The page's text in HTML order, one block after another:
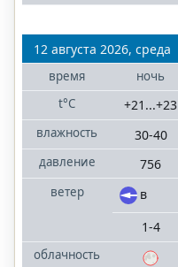
12 августа 2026, среда
время
t°C
влажность
давление
ветер
облачность
ночь
+21...+23
30-40
756
в
1-4